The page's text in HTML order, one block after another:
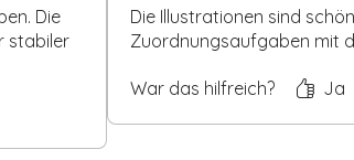
Lösen der Kärtchen
und
für zu Hause,
Spaß macht!
Die
stabiler
Die Illustrationen sind
Zuordnungsaufgaben mit
War das hilfreich? Ja